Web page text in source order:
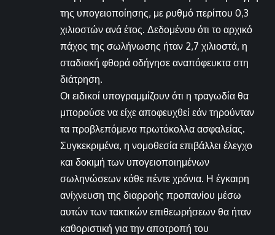
της υπογειοποίησης, με ρυθμό περίπου 0,3
χιλιοστών ανά έτος. Δεδομένου ότι το αρχικό
πάχος της σωλήνωσης ήταν 2,7 χιλιοστά, η
σταδιακή φθορά οδήγησε αναπόφευκτα στη
διάτρηση.
Οι ειδικοί υπογραμμίζουν ότι η τραγωδία θα
μπορούσε να είχε αποφευχθεί εάν τηρούνταν
τα προβλεπόμενα πρωτόκολλα ασφαλείας.
Συγκεκριμένα, η νομοθεσία επιβάλλει έλεγχο
και δοκιμή των υπογειοποιημένων
σωληνώσεων κάθε πέντε χρόνια. Η έγκαιρη
ανίχνευση της διαρροής προπανίου μέσω
αυτών των τακτικών επιθεωρήσεων θα ήταν
καθοριστική για την αποτροπή του